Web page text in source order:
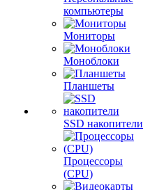
компьютеры
Мониторы
Моноблоки
Планшеты
SSD накопители
Процессоры
(CPU)